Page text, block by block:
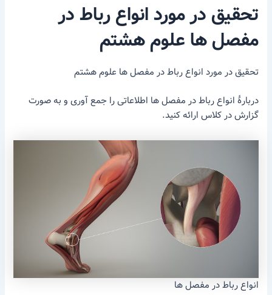
تحقیق در مورد انواع رباط در
مفصل ها علوم هشتم
تحقیق در مورد انواع رباط در مفصل ها علوم هشتم
دربارهٔ انواع رباط در مفصل ها اطلاعاتی را جمع آوری و به صورت
گزارش در کلاس ارائه کنید.
انواع رباط در مفصل ها